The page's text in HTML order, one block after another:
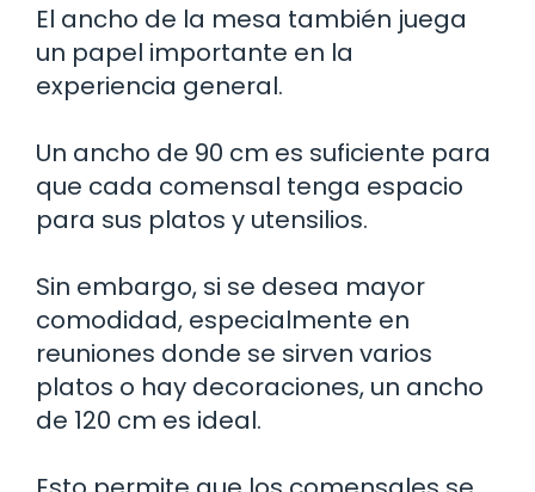
El ancho de la mesa también juega
un papel importante en la
experiencia general.
Un ancho de 90 cm es suficiente para
que cada comensal tenga espacio
para sus platos y utensilios.
Sin embargo, si se desea mayor
comodidad, especialmente en
reuniones donde se sirven varios
platos o hay decoraciones, un ancho
de 120 cm es ideal.